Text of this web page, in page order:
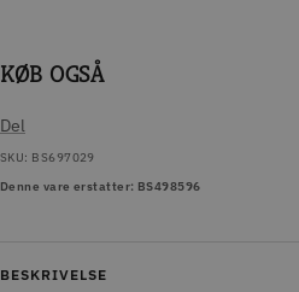
KØB OGSÅ
Del
SKU: BS697029
Denne vare erstatter: BS498596
BESKRIVELSE